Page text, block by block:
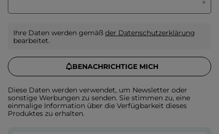
Ihre Daten werden gemäß der Datenschutzerklärung
bearbeitet.
BENACHRICHTIGE MICH
Diese Daten werden verwendet, um Newsletter oder
sonstige Werbungen zu senden. Sie stimmen zu, eine
einmalige Information über die Verfügbarkeit dieses
Produktes zu erhalten.